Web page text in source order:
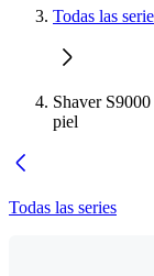
Todas las
Shaver
piel
Todas las series